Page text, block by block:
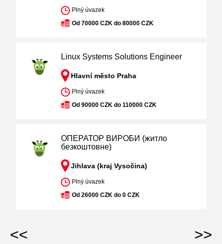
Plný úvazek
Od 70000 CZK do 80000 CZK
Linux Systems Solutions Engineer
Hlavní město Praha
Plný úvazek
Od 90000 CZK do 110000 CZK
ОПЕРАТОР ВИРОБИ (житло
безкоштовне)
Jihlava (kraj Vysočina)
Plný úvazek
Od 26000 CZK do 0 CZK
<< >>